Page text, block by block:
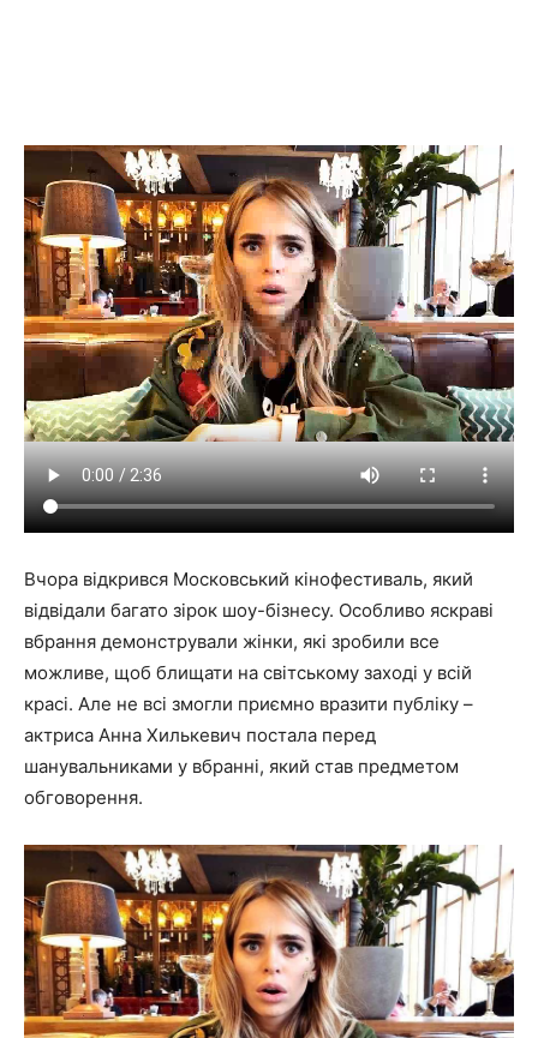
Вчора відкрився Московський кінофестиваль, який
відвідали багато зірок шоу-бізнесу. Особливо яскраві
вбрання демонстрували жінки, які зробили все
можливе, щоб блищати на світському заході у всій
красі. Але не всі змогли приємно вразити публіку –
актриса Анна Хилькевич постала перед
шанувальниками у вбранні, який став предметом
обговорення.